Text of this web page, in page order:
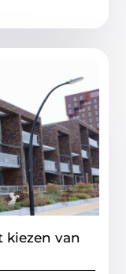
kiezen van